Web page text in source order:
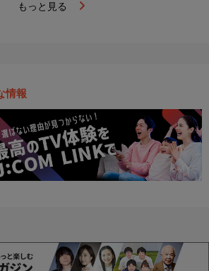
もっと見る
情報